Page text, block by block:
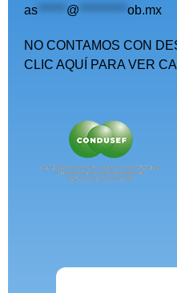
as ****** @ ********** ob.mx
NO CONTAMOS CON
CLIC AQUÍ PARA VER